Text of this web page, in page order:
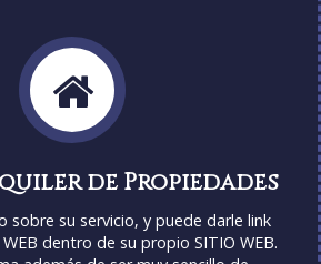
de Propiedades
sobre su servicio, y puede darle link
dentro de su propio SITIO WEB.